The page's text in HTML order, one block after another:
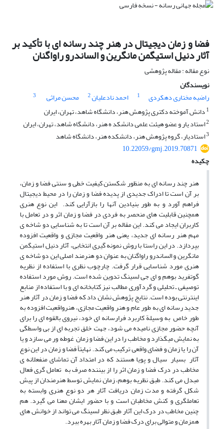
فضا و زمان دیجیتال در هنر چند رسانه ای با تأکید بر
آثار دنیل استیگمن مانگرین و الساندرو راواگنان
نوع مقاله : مقاله پژوهشی
نویسندگان
راضیه مختاری دهکردی
1 احمد نادعلیان2 محسن مراثی
3
1 دانش آموخته دکتری پژوهش هنر، دانشگاه شاهد، تهران، ایران
2استاد یار و عضو هیئت علمی دانشکد ه هنر، دانشگاه شاهد، تهران، ایران
3استادیار، گروه پژوهش هنر، دانشکده هنر، دانشگاه شاهد
10.22059/gmj.2019.70871
چکیده
هنر چند رسانه ای به منظور شکستن کیفیت خطی و سنتی فضا و زمان،
بر آن است تا ادراک جدیدی از پدیده فضا و زمان را در محیط دیجیتال
فراهم آورد و به طور بنیادین آنها را بازآرایی کند. این نوع هنری
همچنین قابلیت های منحصر به فردی در فضا و زمان اثر و در تعامل با
کاربران ایجاد می کند. این مقاله بر آن است تا به شناسایی دو شاخه ی
مهم هنر رسانه ای جدید، یعنی هنر واقعیت مجازی و واقعیت افزوده
بپردازد. در این راستا با روش نمونه گیری انتخابی، آثار دنیل استیگمن
مانگرین و الساندرو راواگنان به عنوان دو هنرمند اصلی این دو شاخه ی
هنری مورد شناسایی قرار گرفت. چارچوب نظری با استفاده از نظریه
گوتفرید بوهم و ای جی لسینگ تدوین شده است. روش مورد استفاده
توصیفی ـ تحلیلی و گردآوری مطالب نیز کتابخانه ای و با استفاده از منابع
اینترنتی بوده است. نتایج پژوهش نشان داد که فضا و زمان در آثار هنر
جدید رسانه ای به طور عام و هنر واقعیت مجازی، هنرواقعیت افزوده به
طور خاص به وسیلة کاربرد فرارسانه ای خود، نیروی بالقوه ای را برای
آنچه حضور مجازی نامیده می شود، جهت خلق تجربه ای از بی واسطگی
به نمایش میگذارد و مخاطب را در این فضا و زمان غوطه ور می سازد و یا
آن را یا زمان و فضای واقعی ترکیب می کند. نهایتاً فضا و زمان در این نوع
آثار بسیار سیال و پویا هستند که در امتداد آن تماشای منفعلانه ی
مخاطب در درک فضا و زمان اثر را از بیننده صرف به تعامل گری فعال
مبدل می کند. طبق نظریه بوهم، زمان نمایش توسط هنرمندان از پیش
شکل گرفته و مدت زمان دریافت آثار هر دو نوع هنری وابسته به
تعاملگری و کنش مخاطبان است و با حضور ایشان معنا می گیرد. هم
چنین مخاطب در درک این آثار طبق نظر لسینگ می تواند از خوانش های
همزمان و متوالی برای درک فضا و زمان آثار بهره ببرد.